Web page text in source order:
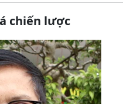
chiến lược